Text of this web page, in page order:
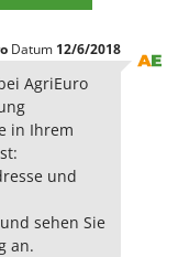
Datum 12/6/2018
AgriEuro
in Ihrem
und
sehen Sie
an.